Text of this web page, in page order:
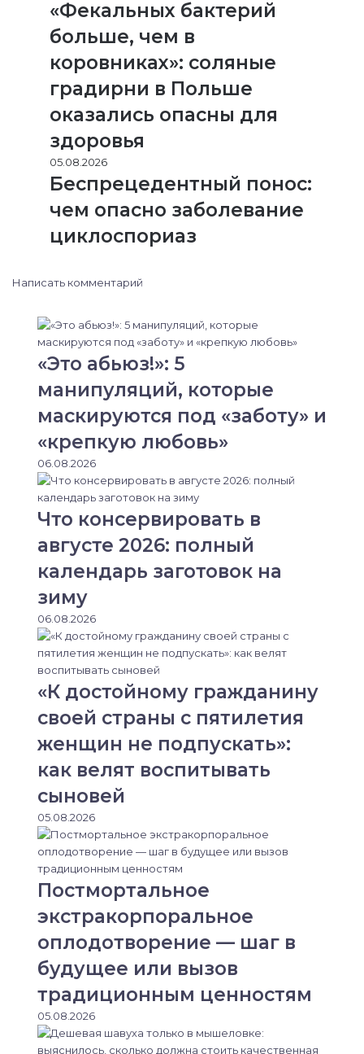
«Фекальных бактерий
больше, чем в
коровниках»: соляные
градирни в Польше
оказались опасны для
здоровья
05.08.2026
Беспрецедентный понос:
чем опасно заболевание
циклоспориаз
Написать комментарий
«Это абьюз!»: 5
манипуляций, которые
маскируются под «заботу» и
«крепкую любовь»
06.08.2026
Что консервировать в
августе 2026: полный
календарь заготовок на
зиму
06.08.2026
«К достойному гражданину
своей страны с пятилетия
женщин не подпускать»:
как велят воспитывать
сыновей
05.08.2026
Постмортальное
экстракорпоральное
оплодотворение — шаг в
будущее или вызов
традиционным ценностям
05.08.2026